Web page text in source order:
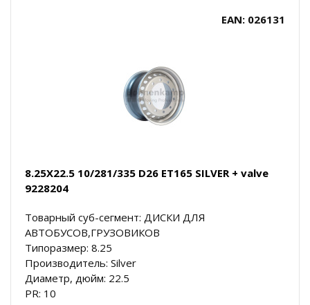
EAN: 026131
8.25X22.5 10/281/335 D26 ET165 SILVER + valve
9228204
Товарный суб-сегмент: ДИСКИ ДЛЯ
АВТОБУСОВ,ГРУЗОВИКОВ
Типоразмер: 8.25
Производитель: Silver
Диаметр, дюйм: 22.5
PR: 10